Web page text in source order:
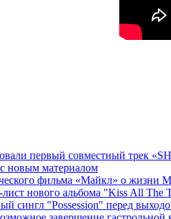
первый совместный трек
с новым материалом
фильма «Майкл» о жизни
нового альбома "Kiss All The
сингл "Possession" перед